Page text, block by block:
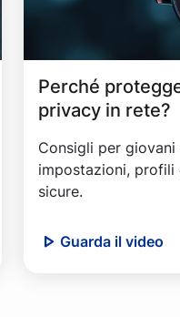
Perché
privacy in rete?
Consigli per giovani
impostazioni, profili
sicure.
Guarda il video